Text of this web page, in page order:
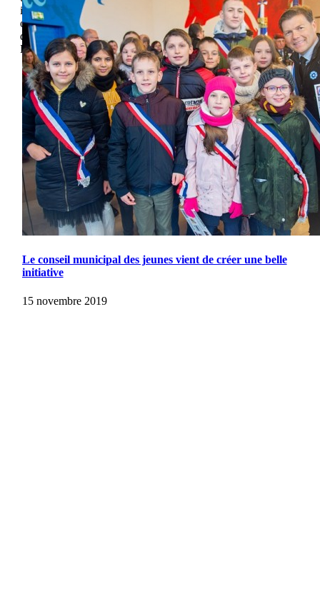
Le conseil municipal des jeunes vient de créer une belle
initiative
15 novembre 2019
intégrés sont appelés cookies non nécessaires. Il est
obligatoire d\'obtenir le consentement de l\'utilisateur avant
d\'exécuter ces cookies sur votre site Web.
Enregistrer & appliquer
Aller
haut